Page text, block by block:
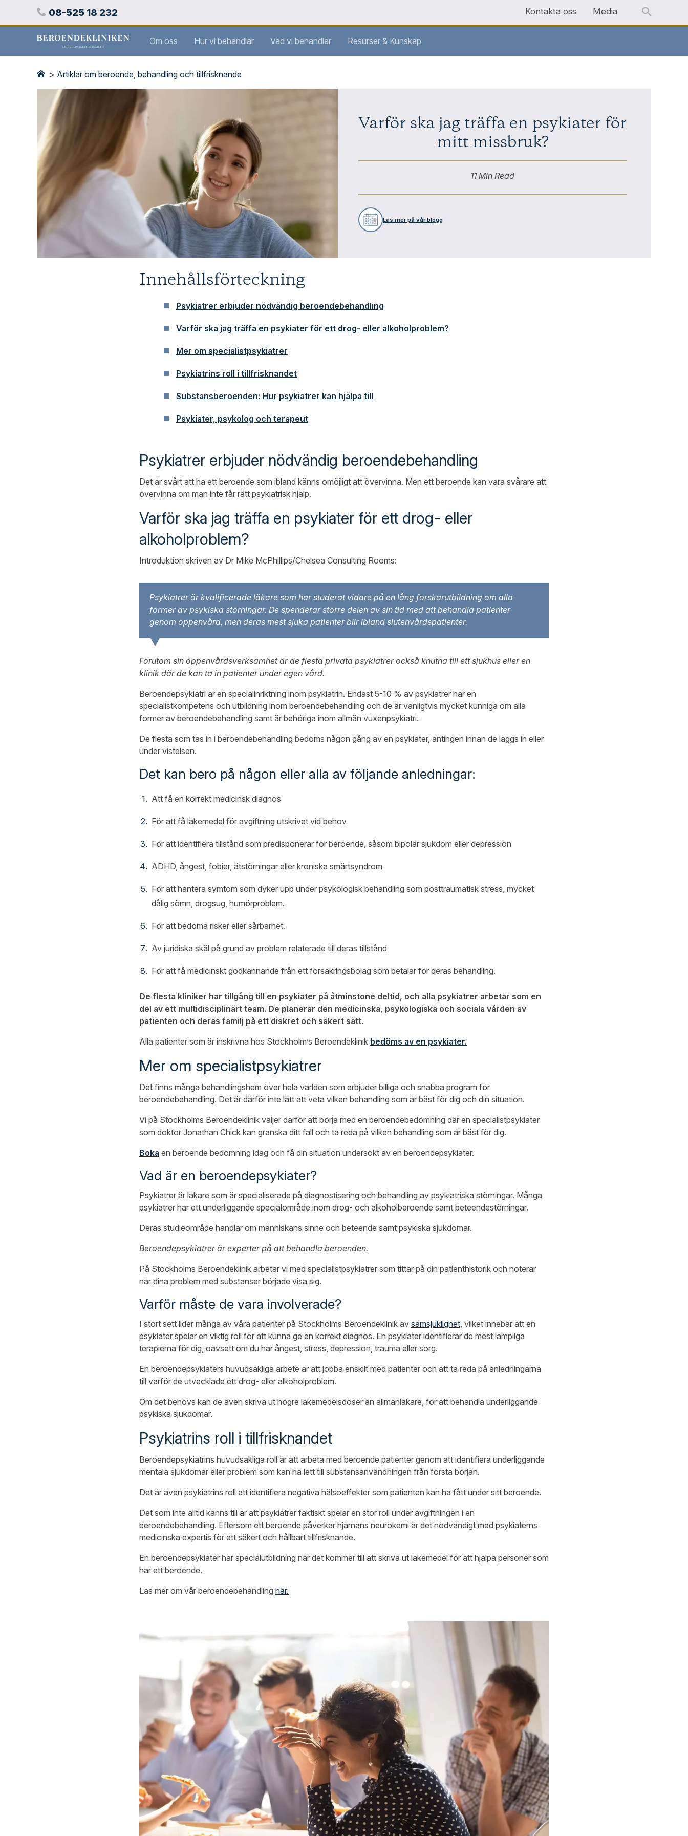
Telefon
08-525 18 232 Kontakta oss Media
Stockholms
Om oss Hur vi behandlar Vad vi behandlar Resurser & Kunskap
> Artiklar om beroende, behandling och tillfrisknande
Varför ska jag träffa en psykiater för
mitt missbruk?
11 Min Read
Läs mer på vår blogg
Innehållsförteckning
Psykiatrer erbjuder nödvändig beroendebehandling
Varför ska jag träffa en psykiater för ett drog- eller alkoholproblem?
Mer om specialistpsykiatrer
Psykiatrins roll i tillfrisknandet
Substansberoenden: Hur psykiatrer kan hjälpa till
Psykiater, psykolog och terapeut
Psykiatrer erbjuder nödvändig beroendebehandling
Det är svårt att ha ett beroende som ibland känns omöjligt att övervinna. Men ett beroende kan vara svårare att
övervinna om man inte får rätt psykiatrisk hjälp.
Varför ska jag träffa en psykiater för ett drog- eller
alkoholproblem?
Introduktion skriven av Dr Mike McPhillips/Chelsea Consulting Rooms:
Psykiatrer är kvalificerade läkare som har studerat vidare på en lång forskarutbildning om alla
former av psykiska störningar. De spenderar större delen av sin tid med att behandla patienter
genom öppenvård, men deras mest sjuka patienter blir ibland slutenvårdspatienter.
Förutom sin öppenvårdsverksamhet är de flesta privata psykiatrer också knutna till ett sjukhus eller en
klinik där de kan ta in patienter under egen vård.
Beroendepsykiatri är en specialinriktning inom psykiatrin. Endast 5-10 % av psykiatrer har en
specialistkompetens och utbildning inom beroendebehandling och de är vanligtvis mycket kunniga om alla
former av beroendebehandling samt är behöriga inom allmän vuxenpsykiatri.
De flesta som tas in i beroendebehandling bedöms någon gång av en psykiater, antingen innan de läggs in eller
under vistelsen.
Det kan bero på någon eller alla av följande anledningar:
Att få en korrekt medicinsk diagnos
För att få läkemedel för avgiftning utskrivet vid behov
För att identifiera tillstånd som predisponerar för beroende, såsom bipolär sjukdom eller depression
ADHD, ångest, fobier, ätstörningar eller kroniska smärtsyndrom
För att hantera symtom som dyker upp under psykologisk behandling som posttraumatisk stress, mycket
dålig sömn, drogsug, humörproblem.
För att bedöma risker eller sårbarhet.
Av juridiska skäl på grund av problem relaterade till deras tillstånd
För att få medicinskt godkännande från ett försäkringsbolag som betalar för deras behandling.
De flesta kliniker har tillgång till en psykiater på åtminstone deltid, och alla psykiatrer arbetar som en
del av ett multidisciplinärt team. De planerar den medicinska, psykologiska och sociala vården av
patienten och deras familj på ett diskret och säkert sätt.
Alla patienter som är inskrivna hos Stockholm’s Beroendeklinik bedöms av en psykiater.
Mer om specialistpsykiatrer
Det finns många behandlingshem över hela världen som erbjuder billiga och snabba program för
beroendebehandling. Det är därför inte lätt att veta vilken behandling som är bäst för dig och din situation.
Vi på Stockholms Beroendeklinik väljer därför att börja med en beroendebedömning där en specialistpsykiater
som doktor Jonathan Chick kan granska ditt fall och ta reda på vilken behandling som är bäst för dig.
Boka en beroende bedömning idag och få din situation undersökt av en beroendepsykiater.
Vad är en beroendepsykiater?
Psykiatrer är läkare som är specialiserade på diagnostisering och behandling av psykiatriska störningar. Många
psykiatrer har ett underliggande specialområde inom drog- och alkoholberoende samt beteendestörningar.
Deras studieområde handlar om människans sinne och beteende samt psykiska sjukdomar.
Beroendepsykiatrer är experter på att behandla beroenden.
På Stockholms Beroendeklinik arbetar vi med specialistpsykiatrer som tittar på din patienthistorik och noterar
när dina problem med substanser började visa sig.
Varför måste de vara involverade?
I stort sett lider många av våra patienter på Stockholms Beroendeklinik av samsjuklighet , vilket innebär att en
psykiater spelar en viktig roll för att kunna ge en korrekt diagnos. En psykiater identifierar de mest lämpliga
terapierna för dig, oavsett om du har ångest, stress, depression, trauma eller sorg.
En beroendepsykiaters huvudsakliga arbete är att jobba enskilt med patienter och att ta reda på anledningarna
till varför de utvecklade ett drog- eller alkoholproblem.
Om det behövs kan de även skriva ut högre läkemedelsdoser än allmänläkare, för att behandla underliggande
psykiska sjukdomar.
Psykiatrins roll i tillfrisknandet
Beroendepsykiatrins huvudsakliga roll är att arbeta med beroende patienter genom att identifiera underliggande
mentala sjukdomar eller problem som kan ha lett till substansanvändningen från första början.
Det är även psykiatrins roll att identifiera negativa hälsoeffekter som patienten kan ha fått under sitt beroende.
Det som inte alltid känns till är att psykiatrer faktiskt spelar en stor roll under avgiftningen i en
beroendebehandling. Eftersom ett beroende påverkar hjärnans neurokemi är det nödvändigt med psykiaterns
medicinska expertis för ett säkert och hållbart tillfrisknande.
En beroendepsykiater har specialutbildning när det kommer till att skriva ut läkemedel för att hjälpa personer som
har ett beroende.
Läs mer om vår beroendebehandling här.